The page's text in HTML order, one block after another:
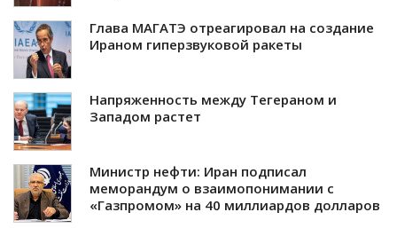
Глава МАГАТЭ отреагировал на создание
Ираном гиперзвуковой ракеты
Напряженность между Тегераном и
Западом растет
Министр нефти: Иран подписал
меморандум о взаимопонимании с
«Газпромом» на 40 миллиардов долларов